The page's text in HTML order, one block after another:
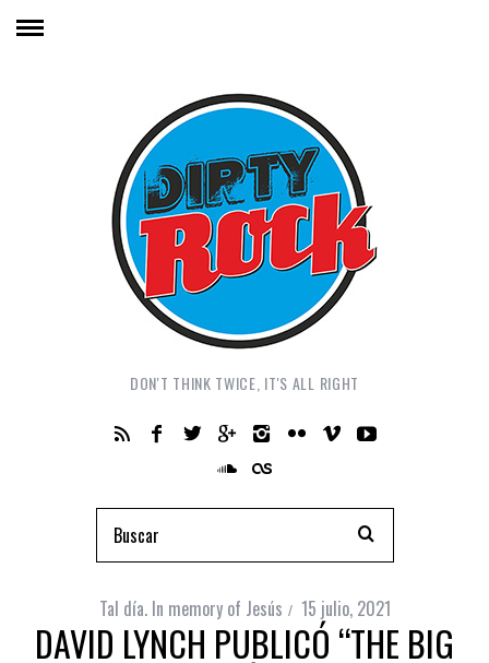
DON'T THINK TWICE, IT'S ALL RIGHT
Tal día. In memory of Jesús 15 julio, 2021
DAVID LYNCH PUBLICÓ “THE BIG